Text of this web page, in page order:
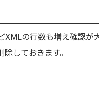
XMLの行数も増え確認
しておきます。